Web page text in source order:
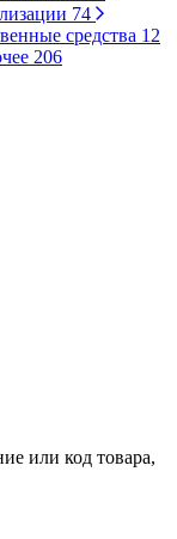
74
средства 12
206
или код товара,